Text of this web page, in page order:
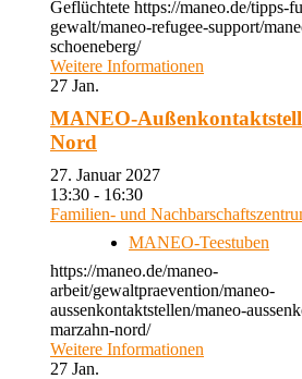
Geflüchtete https://maneo.de/tipps-
gewalt/maneo-refugee-support/
schoeneberg/
Weitere Informationen
27 Jan.
MANEO-
Nord
27. Januar 2027
13:30 - 16:30
Familien- und
MANEO-Teestuben
https://maneo.de/maneo-
arbeit/gewaltpraevention/maneo-
aussenkontaktstellen/maneo-
marzahn-nord/
Weitere Informationen
27 Jan.